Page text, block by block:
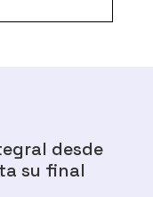
desde
su final